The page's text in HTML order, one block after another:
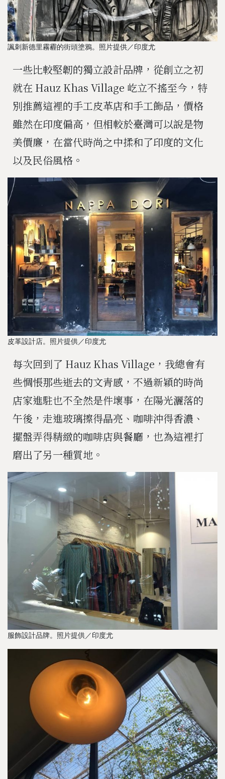
諷刺新德里霧霾的街頭塗鴉。照片提供／印度尤
一些比較堅韌的獨立設計品牌，從創立之初
就在 Hauz Khas Village 屹立不搖至今，特
別推薦這裡的手工皮革店和手工飾品，價格
雖然在印度偏高，但相較於臺灣可以說是物
美價廉，在當代時尚之中揉和了印度的文化
以及民俗風格。
皮革設計店。照片提供／印度尤
每次回到了 Hauz Khas Village，我總會有
些惆悵那些逝去的文青感，不過新穎的時尚
店家進駐也不全然是件壞事，在陽光灑落的
午後，走進玻璃擦得晶亮、咖啡沖得香濃、
擺盤弄得精緻的咖啡店與餐廳，也為這裡打
磨出了另一種質地。
服飾設計品牌。照片提供／印度尤